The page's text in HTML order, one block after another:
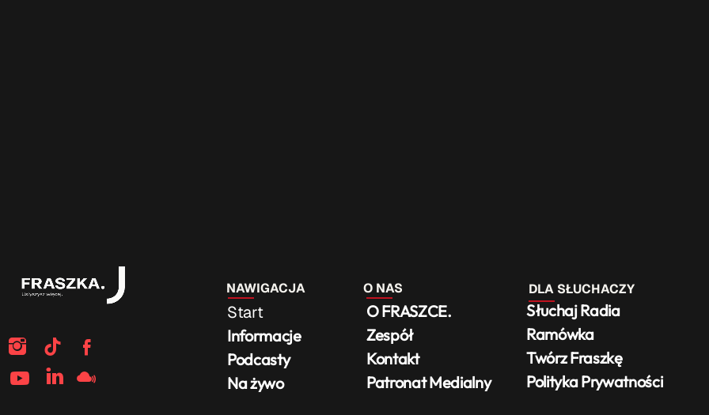
Start
Informacje
Podcasty
Na żywo
O FRASZCE.
Zespół
Kontakt
Patronat Medialny
NAWIGACJA
Słuchaj Radia
Ramówka
Twórz Fraszkę
Polityka Prywatności
DLA SŁUCHACZY
O NAS